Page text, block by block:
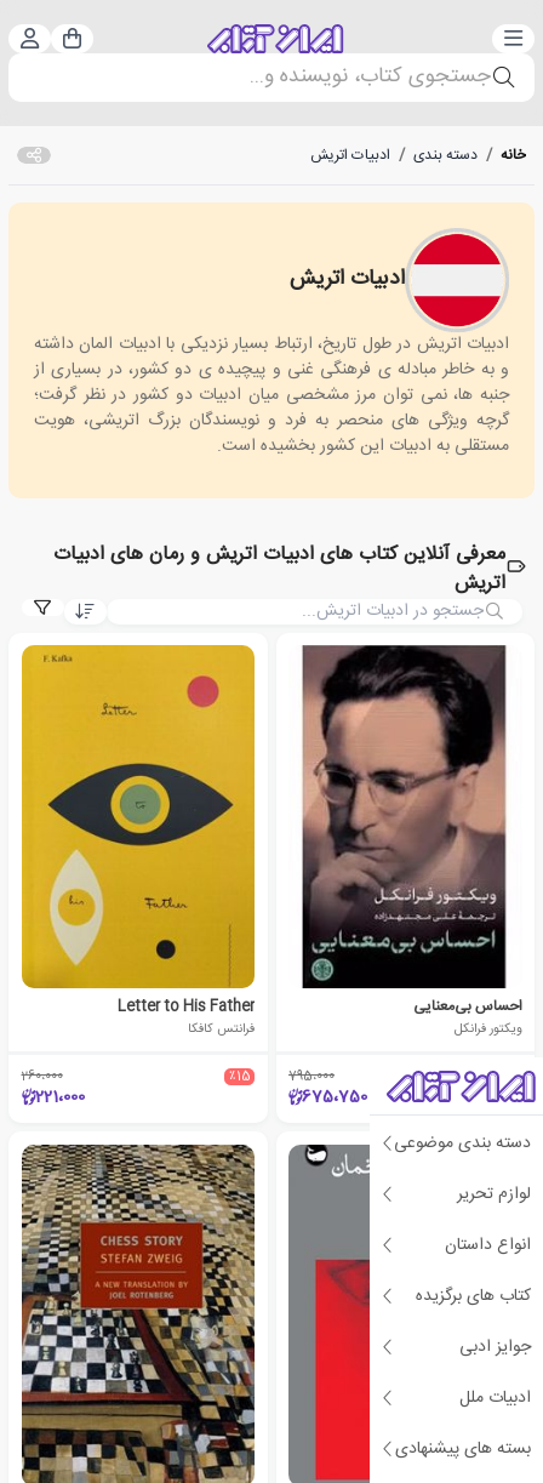
دسته‌بندی سبد
جستجوی کتاب، نویسنده و...
دسته بندی موضوعی
لوازم تحریر
انواع داستان
کتاب های برگزیده
جوایز ادبی
ادبیات ملل
بسته های پیشنهادی
خانه / دسته بندی / ادبیات اتریش
ادبیات اتریش
Austrian literature
ادبیات اتریش در طول تاریخ، ارتباط بسیار نزدیکی با ادبیات المان داشته
و به خاطر مبادله ی فرهنگی غنی و پیچیده ی دو کشور، در بسیاری از
جنبه ها، نمی توان مرز مشخصی میان ادبیات دو کشور در نظر گرفت؛
گرچه ویژگی های منحصر به فرد و نویسندگان بزرگ اتریشی، هویت
مستقلی به ادبیات این کشور بخشیده است.
معرفی آنلاین کتاب های ادبیات اتریش و رمان های ادبیات
اتریش
احساس بی‌معنایی
ویکتور فرانکل
٪15 795،000
675،750
Letter to His Father
فرانتس کافکا
٪15 260،000
221،000